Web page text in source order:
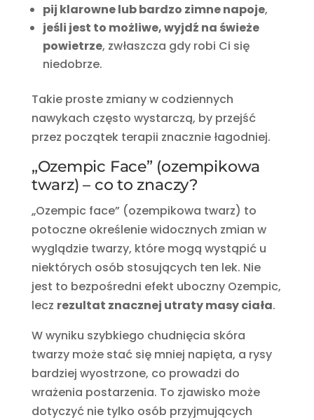
pij klarowne lub bardzo zimne napoje,
jeśli jest to możliwe, wyjdź na świeże
powietrze, zwłaszcza gdy robi Ci się
niedobrze.
Takie proste zmiany w codziennych
nawykach często wystarczą, by przejść
przez początek terapii znacznie łagodniej.
„Ozempic Face” (ozempikowa
twarz) – co to znaczy?
„Ozempic face” (ozempikowa twarz) to
potoczne określenie widocznych zmian w
wyglądzie twarzy, które mogą wystąpić u
niektórych osób stosujących ten lek. Nie
jest to bezpośredni efekt uboczny Ozempic,
lecz rezultat znacznej utraty masy ciała.
W wyniku szybkiego chudnięcia skóra
twarzy może stać się mniej napięta, a rysy
bardziej wyostrzone, co prowadzi do
wrażenia postarzenia. To zjawisko może
dotyczyć nie tylko osób przyjmujących